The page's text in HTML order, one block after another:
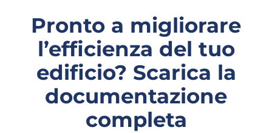
Pronto a migliorare
l’efficienza del tuo
edificio? Scarica la
documentazione
completa